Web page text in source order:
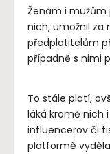
Ženám i mužům
nich, umožnil
předplatitelům
případně s nimi
To stále platí,
láká kromě nich
influencerov či
platformě